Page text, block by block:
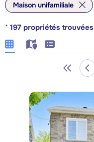
Maison unifamiliale
* 197 propriétés trouvées